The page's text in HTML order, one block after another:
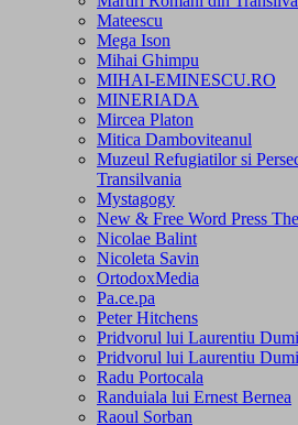
Mateescu
Mega Ison
Mihai Ghimpu
MIHAI-EMINESCU.RO
MINERIADA
Mircea Platon
Mitica Damboviteanul
Muzeul Refugiatilor si
Transilvania
Mystagogy
New & Free Word Press
Nicolae Balint
Nicoleta Savin
OrtodoxMedia
Pa.ce.pa
Peter Hitchens
Pridvorul lui Laurentiu
Pridvorul lui Laurentiu
Radu Portocala
Randuiala lui Ernest Bernea
Raoul Sorban